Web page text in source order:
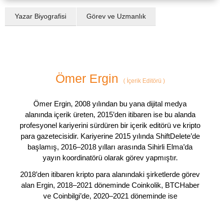
Yazar Biyografisi Görev ve Uzmanlık
Ömer Ergin (İçerik Editörü )
Ömer Ergin, 2008 yılından bu yana dijital medya
alanında içerik üreten, 2015’den itibaren ise bu alanda
profesyonel kariyerini sürdüren bir içerik editörü ve kripto
para gazetecisidir. Kariyerine 2015 yılında ShiftDelete’de
başlamış, 2016–2018 yılları arasında Sihirli Elma’da
yayın koordinatörü olarak görev yapmıştır.
2018’den itibaren kripto para alanındaki şirketlerde görev
alan Ergin, 2018–2021 döneminde Coinkolik, BTCHaber
ve Coinbilgi’de, 2020–2021 döneminde ise